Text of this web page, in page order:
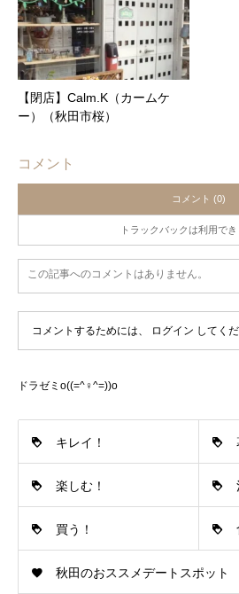
【閉店】Calm.K（カームケ
ー）（秋田市桜）
コメント
コメント (0)
トラックバックは利用でき
この記事へのコメントはありません。
コメントするためには、 ログイン してくだ
ドラゼミo((=^♀^=))o
キレイ！
楽しむ！
買う！
秋田のおススメデートスポット